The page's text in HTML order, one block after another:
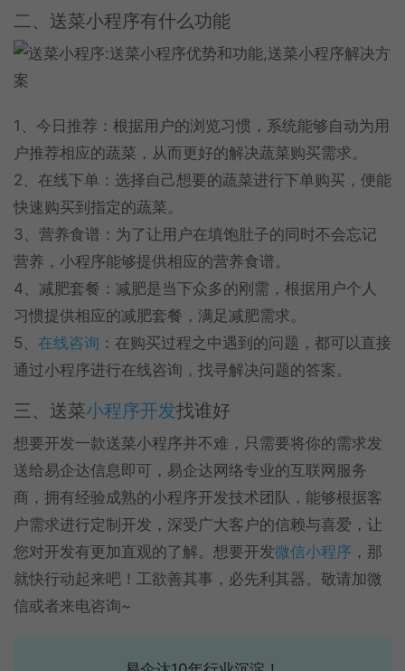
二、送菜小程序有什么功能
1、今日推荐：根据用户的浏览习惯，系统能够自动为用
户推荐相应的蔬菜，从而更好的解决蔬菜购买需求。
2、在线下单：选择自己想要的蔬菜进行下单购买，便能
快速购买到指定的蔬菜。
3、营养食谱：为了让用户在填饱肚子的同时不会忘记
营养，小程序能够提供相应的营养食谱。
4、减肥套餐：减肥是当下众多的刚需，根据用户个人
习惯提供相应的减肥套餐，满足减肥需求。
5、 在线咨询 ：在购买过程之中遇到的问题，都可以直接
通过小程序进行在线咨询，找寻解决问题的答案。
三、送菜小程序开发找谁好
想要开发一款送菜小程序并不难，只需要将你的需求发
送给易企达信息即可，易企达网络专业的互联网服务
商，拥有经验成熟的小程序开发技术团队，能够根据客
户需求进行定制开发，深受广大客户的信赖与喜爱，让
您对开发有更加直观的了解。想要开发微信小程序 ，那
就快行动起来吧！工欲善其事，必先利其器。敬请加微
信或者来电咨询~